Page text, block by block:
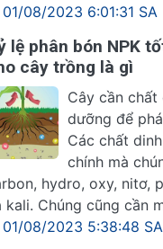
01/08/2023 6:01:31 SA
lệ phân bón NPK
cây trồng là gì
Cây cần chất
dưỡng để
Các chất
chính mà
hydro, oxy, nitơ,
kali. Chúng cũng cần
01/08/2023 5:38:48 SA